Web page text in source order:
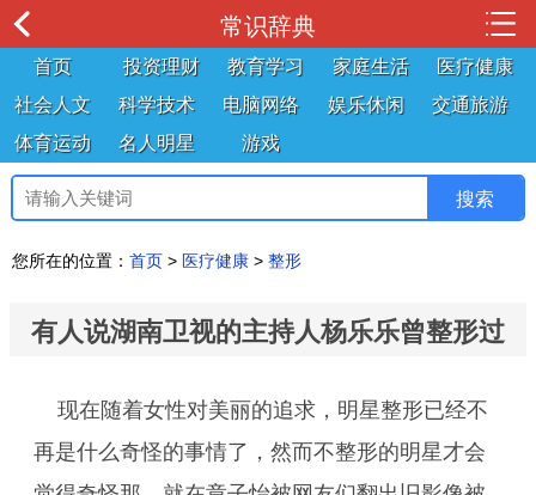
常识辞典
首页 投资理财 教育学习 家庭生活
医疗健康
社会人文
科学技术 电脑网络 娱乐休闲
交通旅游
体育运动
名人明星 游戏
您所在的位置： 首页 > 医疗健康 > 整形
有人说湖南卫视的主持人杨乐乐曾整形过
现在随着女性对美丽的追求，明星整形已经不
再是什么奇怪的事情了，然而不整形的明星才会